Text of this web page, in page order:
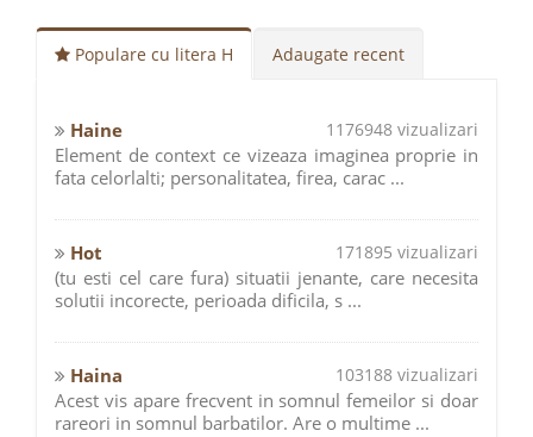
Populare cu litera H Adaugate recent
Haine 1176948 vizualizari
Element de context ce vizeaza imaginea proprie in
fata celorlalti; personalitatea, firea, carac ...
Hot 171895 vizualizari
(tu esti cel care fura) situatii jenante, care necesita
solutii incorecte, perioada dificila, s ...
Haina 103188 vizualizari
Acest vis apare frecvent in somnul femeilor si doar
rareori in somnul barbatilor. Are o multime ...